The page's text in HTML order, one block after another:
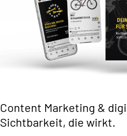
Content Marketing &
Sichtbarkeit, die wirkt.